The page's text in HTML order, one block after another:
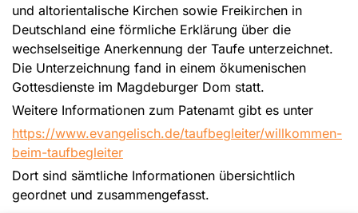
und altorientalische Kirchen sowie Freikirchen in
Deutschland eine förmliche Erklärung über die
wechselseitige Anerkennung der Taufe unterzeichnet.
Die Unterzeichnung fand in einem ökumenischen
Gottesdienste im Magdeburger Dom statt.
Weitere Informationen zum Patenamt gibt es unter
https://www.evangelisch.de/taufbegleiter/willkommen-
beim-taufbegleiter
Dort sind sämtliche Informationen übersichtlich
geordnet und zusammengefasst.